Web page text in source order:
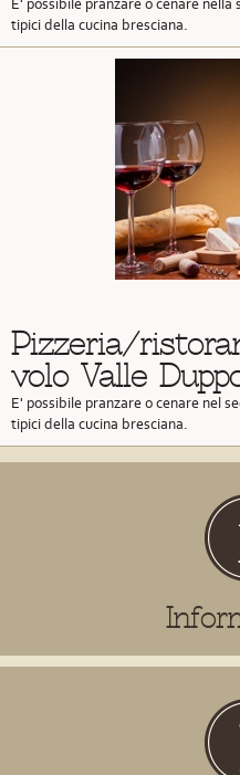
E' possibile pranzare o cenare
tipici della cucina bresciana.
Pizzeria/
volo Valle
E' possibile pranzare o cenare nel
tipici della cucina bresciana.